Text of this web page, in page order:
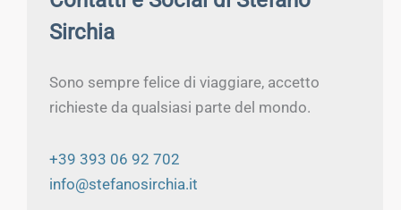
Sirchia
Sono sempre felice di viaggiare, accetto
richieste da qualsiasi parte del mondo.
+39 393 06 92 702
info@stefanosirchia.it